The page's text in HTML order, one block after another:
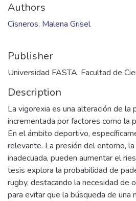
Authors
Cisneros, Malena Grisel
Publisher
Universidad FASTA. Facultad de
Description
La vigorexia es una alteración de la
incrementada por factores como la
En el ámbito deportivo,
relevante. La presión del entorno,
inadecuada, pueden aumentar el
tesis explora la probabilidad de
rugby, destacando la necesidad de
para evitar que la búsqueda de una